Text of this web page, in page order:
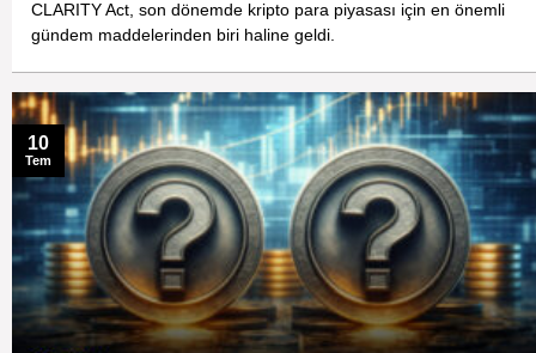
CLARITY Act, son dönemde kripto para piyasası için en önemli
gündem maddelerinden biri haline geldi.
10
Tem